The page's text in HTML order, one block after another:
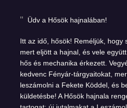
Üdv a Hősök hajnalában!
Itt az idő, hősök! Reméljük, hogy
mert eljött a hajnal, és vele
hős és mechanika érkezett.
kedvenc Fényár-tárgyaitokat,
leszámolni a Fekete Köddel, és
küldetésbe! A Hősök hajnala